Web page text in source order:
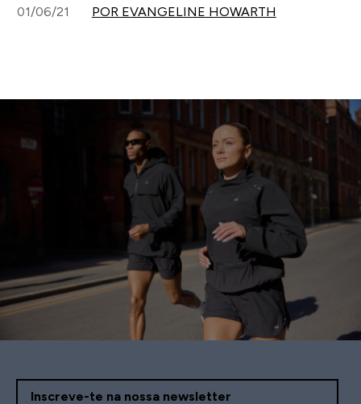
01/06/21 POR EVANGELINE HOWARTH
Inscreve-te na nossa newsletter